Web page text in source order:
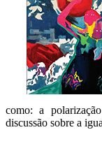
como: a
discussão sobre a